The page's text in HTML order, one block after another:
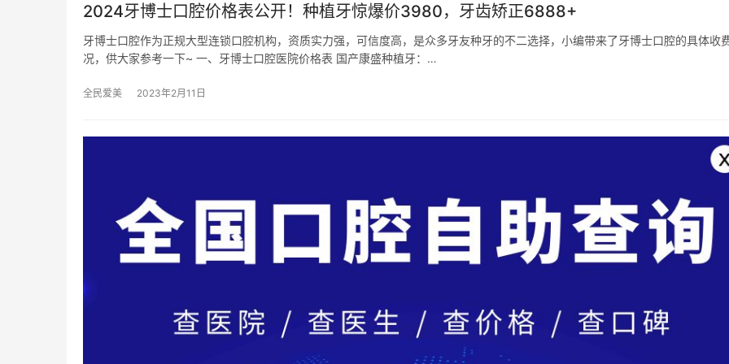
2024牙博士口腔价格表公开！种植牙惊爆价3980，牙齿矫正6888+
牙博士口腔作为正规大型连锁口腔机构，资质实力强，可信度高，是众多牙友种牙的不二选择，小编带来了牙博士口腔的具体收
况，供大家参考一下~ 一、牙博士口腔医院价格表 国产康盛种植牙：…
全民爱美 2023年2月11日